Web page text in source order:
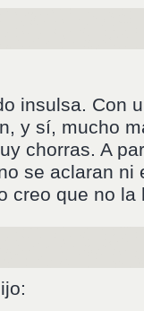
insulsa. Con
y sí, mucho
chorras. A
se aclaran ni
creo que no la